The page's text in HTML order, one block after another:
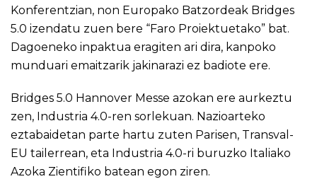
Konferentzian, non Europako Batzordeak Bridges
5.0 izendatu zuen bere “Faro Proiektuetako” bat.
Dagoeneko inpaktua eragiten ari dira, kanpoko
munduari emaitzarik jakinarazi ez badiote ere.
Bridges 5.0 Hannover Messe azokan ere aurkeztu
zen, Industria 4.0-ren sorlekuan. Nazioarteko
eztabaidetan parte hartu zuten Parisen, Transval-
EU tailerrean, eta Industria 4.0-ri buruzko Italiako
Azoka Zientifiko batean egon ziren.